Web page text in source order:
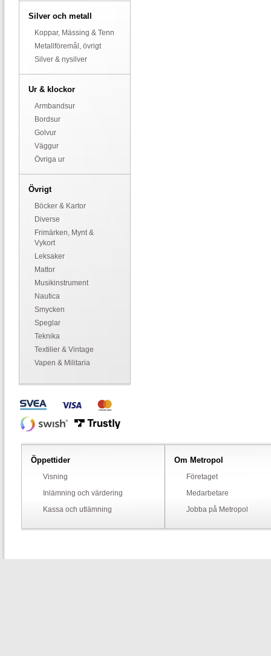
Silver och metall
Koppar, Mässing & Tenn
Metallföremål, övrigt
Silver & nysilver
Ur & klockor
Armbandsur
Bordsur
Golvur
Väggur
Övriga ur
Övrigt
Böcker & Kartor
Diverse
Frimärken, Mynt &
Vykort
Leksaker
Mattor
Musikinstrument
Nautica
Smycken
Speglar
Teknika
Textilier & Vintage
Vapen & Militaria
Öppettider
Visning
Inlämning och värdering
Kassa och utlämning
Om Metropol
Företaget
Medarbetare
Jobba på Metropol